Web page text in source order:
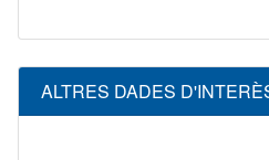
ALTRES DADES